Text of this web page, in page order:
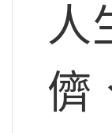
人
儕